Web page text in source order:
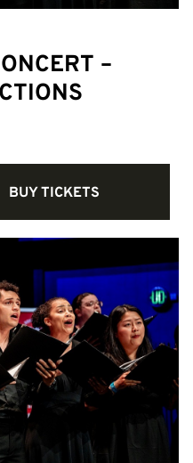
–
BUY TICKETS